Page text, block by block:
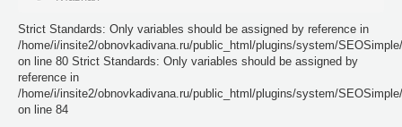
Strict Standards: Only variables should be assigned by reference in
/home/i/insite2/obnovkadivana.ru/public_html/plugins/system/
on line 80 Strict Standards: Only variables should be assigned by
reference in
/home/i/insite2/obnovkadivana.ru/public_html/plugins/system/
on line 84